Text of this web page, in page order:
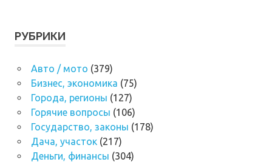
РУБРИКИ
Авто / мото (379)
Бизнес, экономика (75)
Города, регионы (127)
Горячие вопросы (106)
Государство, законы (178)
Дача, участок(217)
Деньги, финансы (304)